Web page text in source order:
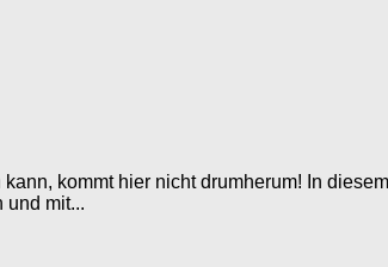
kommt hier nicht drumherum! In
und mit...